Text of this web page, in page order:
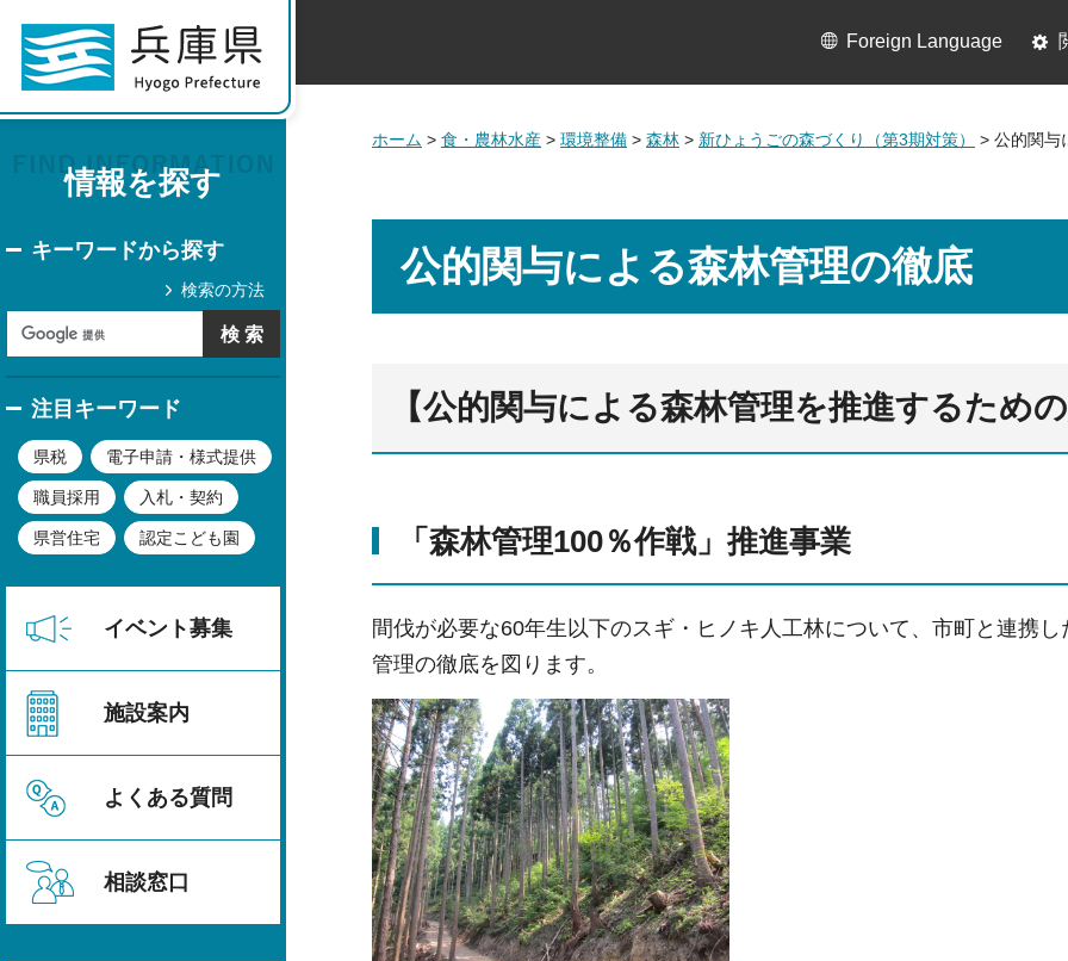
情報を探す
キーワードから探す
検索の方法
注目キーワード
県税 電子申請・様式提供
職員採用 入札・契約
県営住宅 認定こども園
イベント募集
施設案内
よくある質問
相談窓口
Foreign Language
ホーム > 食・農林水産 > 環境整備 > 森林 > 新ひょうごの森づくり（第3期対策） > 公的関与
公的関与による森林管理の徹底
【公的関与による森林管理を推進するため
「森林管理100％作戦」推進事業
間伐が必要な60年生以下のスギ・ヒノキ人工林について、市町と連携
管理の徹底を図ります。